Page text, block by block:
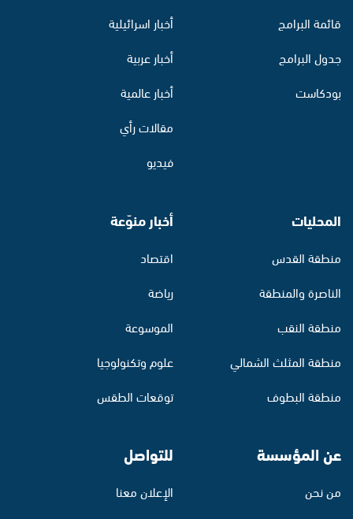
قائمة البرامج
جدول البرامج
بودكاست
أخبار اسرائيلية
أخبار عربية
أخبار عالمية
مقالات رأي
فيديو
المحليات
منطقة القدس
الناصرة والمنطقة
منطقة النقب
منطقة المثلث الشمالي
منطقة البطوف
أخبار منوّعة
اقتصاد
رياضة
الموسوعة
علوم وتكنولوجيا
توقعات الطقس
عن المؤسسة
من نحن
للتواصل
الإعلان معنا